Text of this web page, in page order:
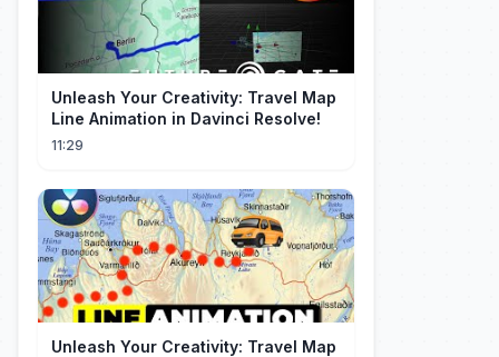
Unleash Your Creativity: Travel Map
Line Animation in Davinci Resolve!
11:29
Unleash Your Creativity: Travel Map